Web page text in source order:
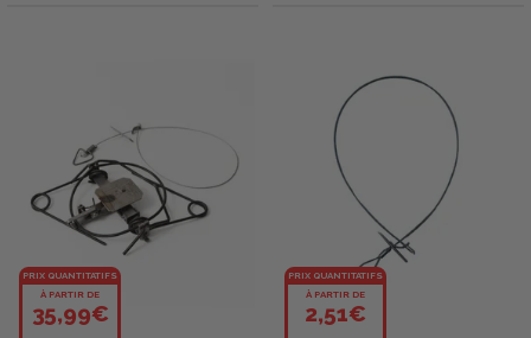
PRIX QUANTITATIFS
À PARTIR DE
35,99€
PRIX QUANTITATIFS
À PARTIR DE
2,51€